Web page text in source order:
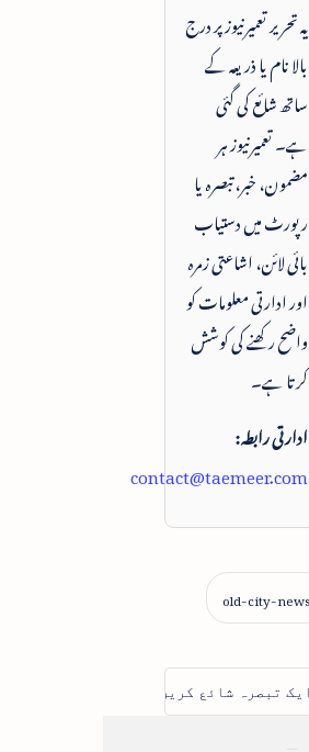
یہ تحریر تعمیرنیوز پر درج
بالا نام یا ذریعہ کے
ساتھ شائع کی گئی
ہے۔ تعمیرنیوز ہر
مضمون، خبر، تبصرہ یا
رپورٹ میں دستیاب
بائی لائن، اشاعتی زمرہ
اور ادارتی معلومات کو
واضح رکھنے کی کوشش
کرتا ہے۔
ادارتی رابطہ:
contact@taemeer.com